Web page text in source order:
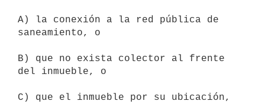
A) la conexión a la red pública de
saneamiento, o
B) que no exista colector al frente
del inmueble, o
C) que el inmueble por su ubicación,